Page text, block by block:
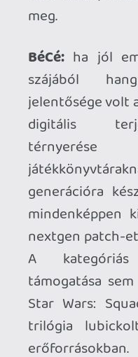
számítsunk ilyenekre!
“soha”! Ennek a
még vége, az
vagyok benne,
fejlesztő lát még
milliós közösségben,
támogatása nélkül ők
lassan. A Sony-nak
hogy néha olyan
kínáljon,
eszközökön azok
tesznek lehetővé.
jó hatással lenne
növekedésére, ha a
lenne elérhető a
felületen, de
különböztetni
lehet nagyobb
szemkövetés,